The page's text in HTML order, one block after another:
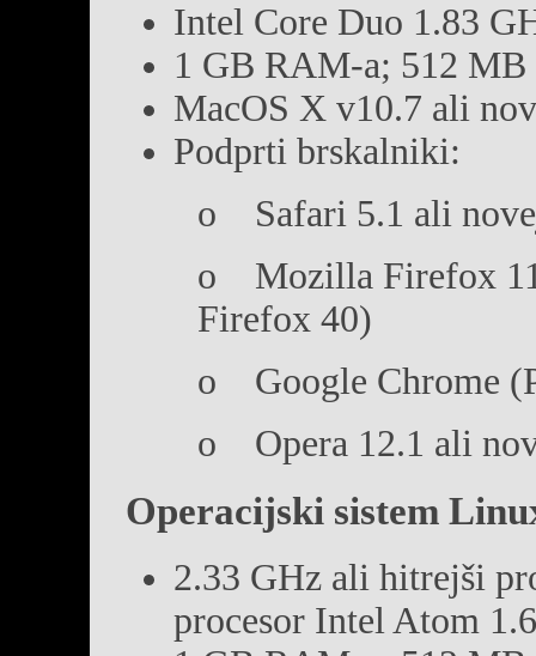
Intel Core Duo 1.83
1 GB RAM-a; 512 MB
MacOS X v10.7 ali
Podprti brskalniki:
o Safari 5.1 ali
o Mozilla Firefox
Firefox 40)
o Google Chrome
o Opera 12.1 ali
Operacijski sistem
2.33 GHz ali hitrejši
procesor Intel Atom